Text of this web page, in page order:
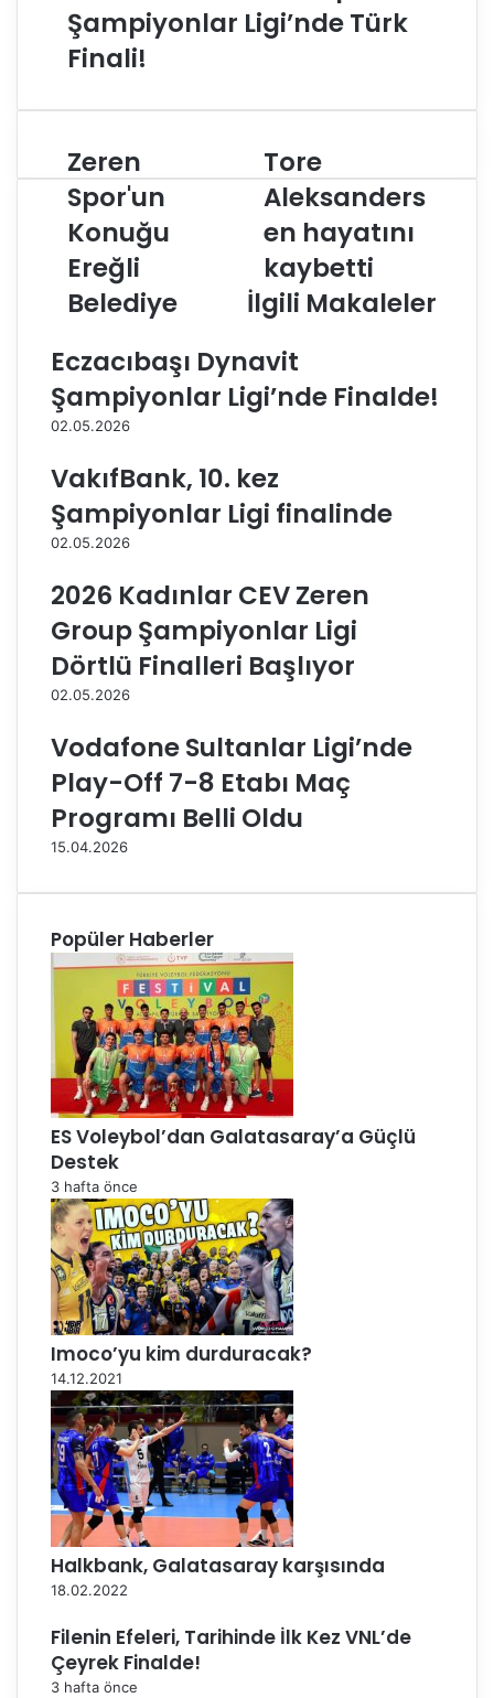
Şampiyonlar Ligi’nde Türk
Finali!
Z
e
r
e
S
p
o
'
n
K
n
ğ
u
r
ğ
l
l
i
y
Zeren
Spor'un
Konuğu
Ereğli
Belediye
T
o
r
e
e
k
a
n
d
s
e
n
y
t
ı
a
y
e
i
Tore
Aleksanders
en hayatını
kaybetti
İlgili Makaleler
Eczacıbaşı Dynavit
Şampiyonlar Ligi’nde Finalde!
02.05.2026
VakıfBank, 10. kez
Şampiyonlar Ligi finalinde
02.05.2026
2026 Kadınlar CEV Zeren
Group Şampiyonlar Ligi
Dörtlü Finalleri Başlıyor
02.05.2026
Vodafone Sultanlar Ligi’nde
Play-Off 7-8 Etabı Maç
Programı Belli Oldu
15.04.2026
Popüler Haberler
ES Voleybol’dan Galatasaray’a Güçlü
Destek
3 hafta önce
Imoco’yu kim durduracak?
14.12.2021
Halkbank, Galatasaray karşısında
18.02.2022
Filenin Efeleri, Tarihinde İlk Kez VNL’de
Çeyrek Finalde!
3 hafta önce